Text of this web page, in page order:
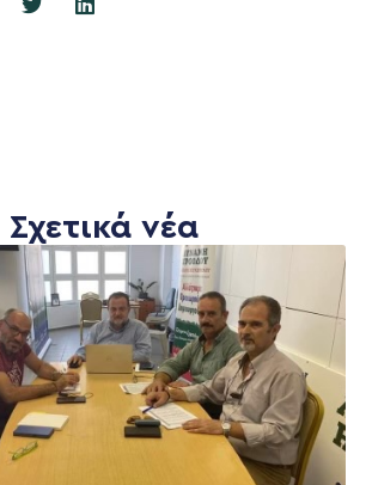
Σχετικά νέα